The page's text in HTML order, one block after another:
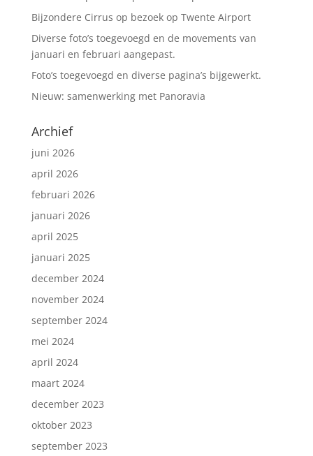
Bijzondere Cirrus op bezoek op Twente Airport
Diverse foto’s toegevoegd en de movements van
januari en februari aangepast.
Foto’s toegevoegd en diverse pagina’s bijgewerkt.
Nieuw: samenwerking met Panoravia
Archief
juni 2026
april 2026
februari 2026
januari 2026
april 2025
januari 2025
december 2024
november 2024
september 2024
mei 2024
april 2024
maart 2024
december 2023
oktober 2023
september 2023